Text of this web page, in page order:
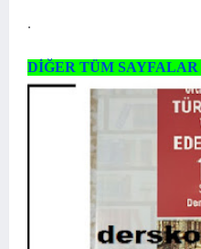
.
DİĞER TÜM